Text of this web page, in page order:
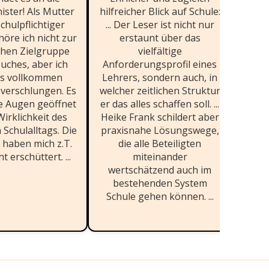
Als Mutter
ich nicht zur
Zielgruppe
aber ich
vollkommen
Es
Augen geöffnet
des
Die
mich z.T.
erschüttert. ...
hilfreicher Blick auf Schule:
... Der Leser ist nicht nur
erstaunt über das
vielfältige
Anforderungsprofil eines
Lehrers, sondern auch, in
welcher zeitlichen Struktur
er das alles schaffen soll. ...
Heike Frank schildert aber
praxisnahe Lösungswege,
die alle Beteiligten
miteinander
wertschätzend auch im
bestehenden System
Schule gehen können. ...